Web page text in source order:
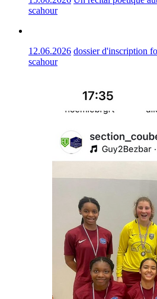
scahour
12.06.2026 dossier d'inscription
scahour